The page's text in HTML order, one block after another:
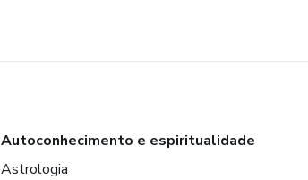
Autoconhecimento e espiritualidade
Astrologia